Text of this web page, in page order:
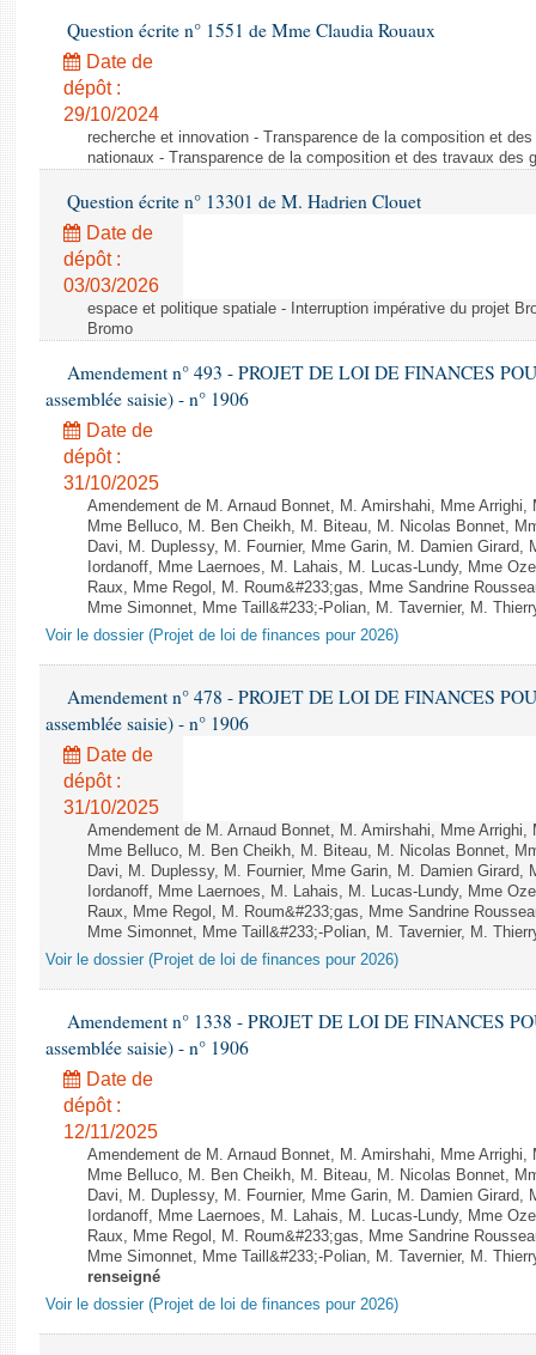
Question écrite n° 1551 de Mme Claudia Rouaux
Date de
dépôt :
29/10/2024
recherche et innovation - Transparence de la composition et
nationaux - Transparence de la composition et des travaux des
Question écrite n° 13301 de M. Hadrien Clouet
Date de
dépôt :
03/03/2026
espace et politique spatiale - Interruption impérative du projet
Bromo
Amendement n° 493 - PROJET DE LOI DE FINANCES
assemblée saisie) - n° 1906
Date de
dépôt :
31/10/2025
Amendement de M. Arnaud Bonnet, M. Amirshahi, Mme
Mme Belluco, M. Ben Cheikh, M. Biteau, M. Nicolas Bonnet,
Davi, M. Duplessy, M. Fournier, Mme Garin, M. Damien Girard,
Iordanoff, Mme Laernoes, M. Lahais, M. Lucas-Lundy, Mme
Raux, Mme Regol, M. Roum&#233;gas, Mme Sandrine
Mme Simonnet, Mme Taill&#233;-Polian, M. Tavernier, M.
Voir le dossier (Projet de loi de finances pour 2026)
Amendement n° 478 - PROJET DE LOI DE FINANCES
assemblée saisie) - n° 1906
Date de
dépôt :
31/10/2025
Amendement de M. Arnaud Bonnet, M. Amirshahi, Mme
Mme Belluco, M. Ben Cheikh, M. Biteau, M. Nicolas Bonnet,
Davi, M. Duplessy, M. Fournier, Mme Garin, M. Damien Girard,
Iordanoff, Mme Laernoes, M. Lahais, M. Lucas-Lundy, Mme
Raux, Mme Regol, M. Roum&#233;gas, Mme Sandrine
Mme Simonnet, Mme Taill&#233;-Polian, M. Tavernier, M.
Voir le dossier (Projet de loi de finances pour 2026)
Amendement n° 1338 - PROJET DE LOI DE FINANCES
assemblée saisie) - n° 1906
Date de
dépôt :
12/11/2025
Amendement de M. Arnaud Bonnet, M. Amirshahi, Mme
Mme Belluco, M. Ben Cheikh, M. Biteau, M. Nicolas Bonnet,
Davi, M. Duplessy, M. Fournier, Mme Garin, M. Damien Girard,
Iordanoff, Mme Laernoes, M. Lahais, M. Lucas-Lundy, Mme
Raux, Mme Regol, M. Roum&#233;gas, Mme Sandrine
Mme Simonnet, Mme Taill&#233;-Polian, M. Tavernier, M.
renseigné
Voir le dossier (Projet de loi de finances pour 2026)